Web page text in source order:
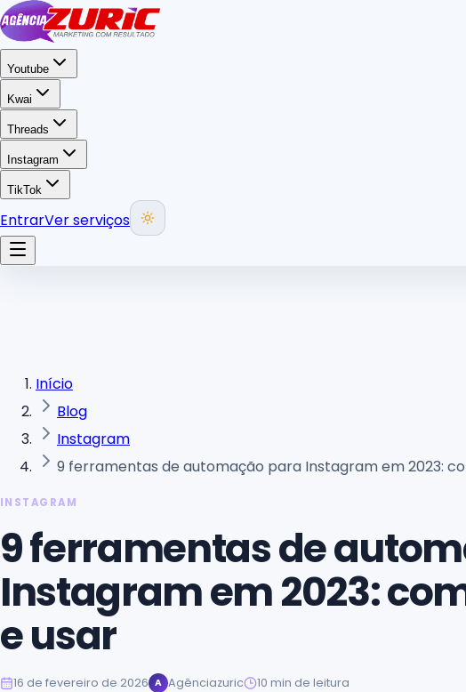
Youtube
Kwai
Threads
Instagram
TikTok
EntrarVer serviços
Início
Blog
Instagram
9 ferramentas de automação para Instagram em 2023:
INSTAGRAM
9 ferramentas de
Instagram em 2023:
e usar
16 de fevereiro de 2026 A Agênciazuric 10 min de leitura